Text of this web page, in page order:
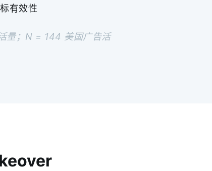
有效性
量；N = 144 美国广告活